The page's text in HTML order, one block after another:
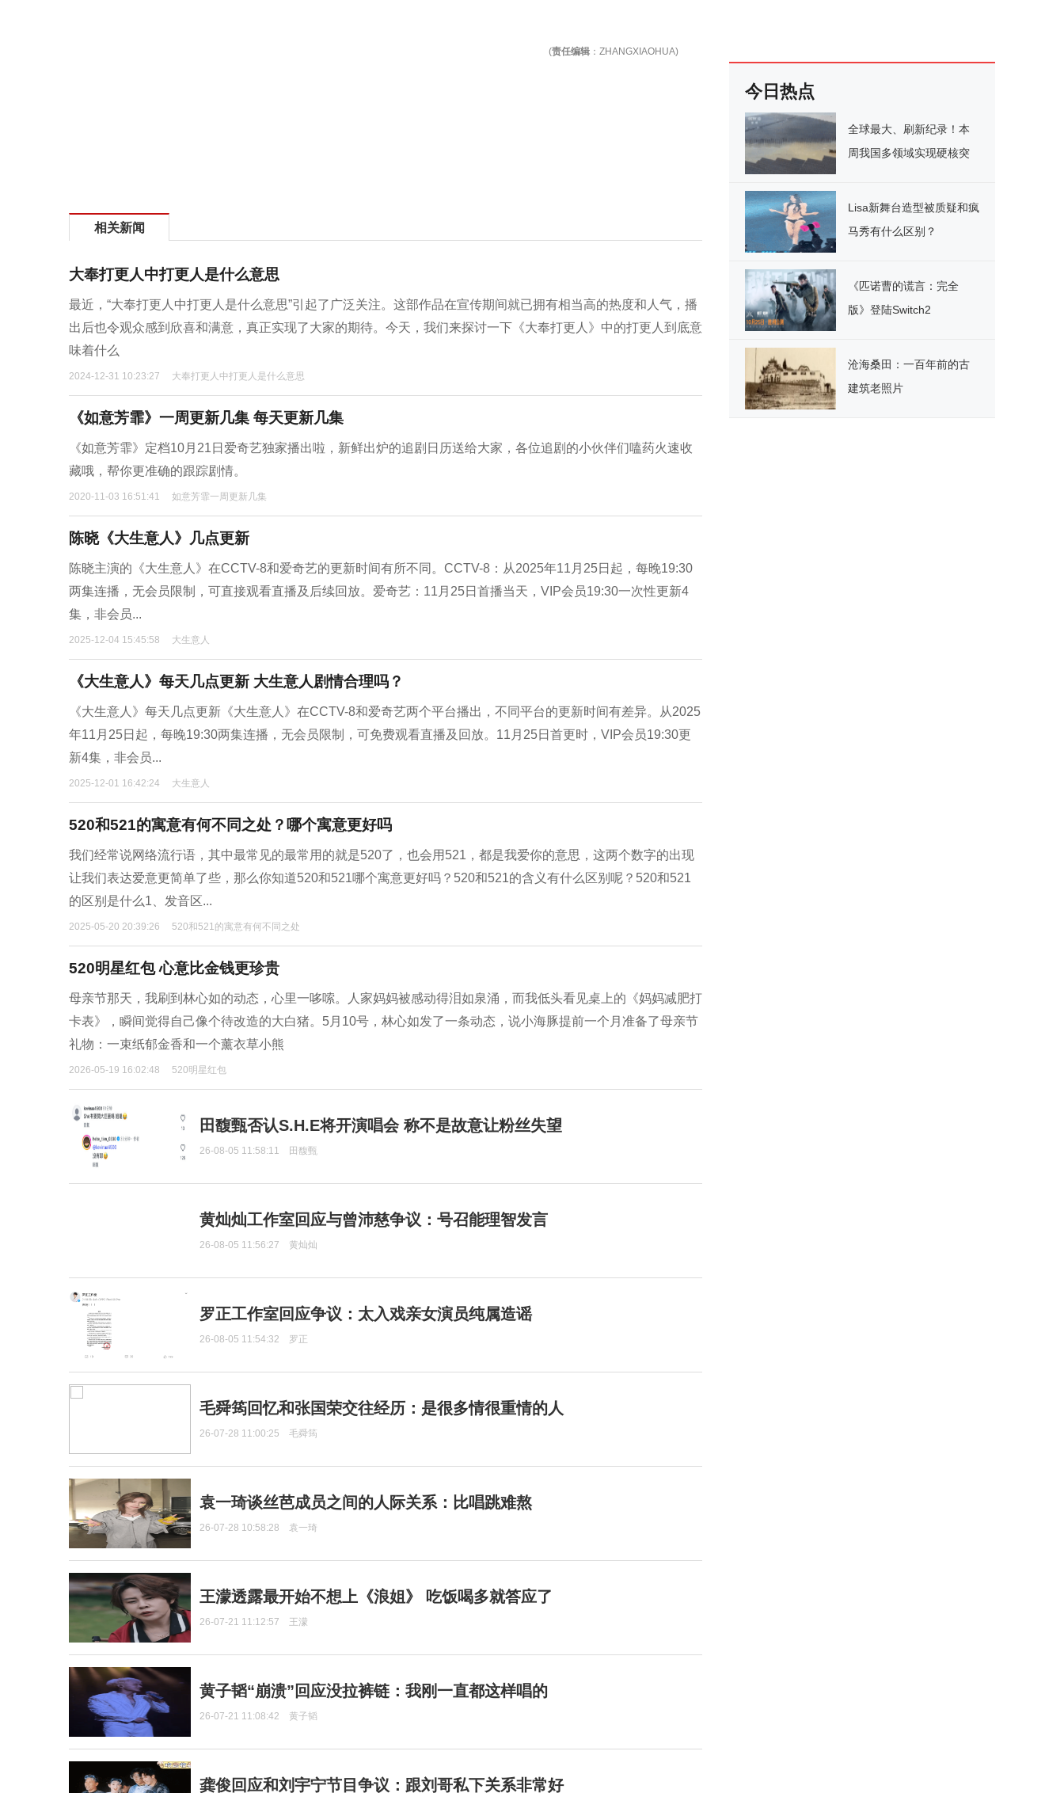
(责任编辑 ：ZHANGXIAOHUA)
相关新闻
大奉打更人中打更人是什么意思
最近，“大奉打更人中打更人是什么意思”引起了广泛关注。这部作品在宣传期间就已拥有相当高的热度和人气，播
出后也令观众感到欣喜和满意，真正实现了大家的期待。今天，我们来探讨一下《大奉打更人》中的打更人到底意
味着什么
2024-12-31 10:23:27 大奉打更人中打更人是什么意思
《如意芳霏》一周更新几集 每天更新几集
《如意芳霏》定档10月21日爱奇艺独家播出啦，新鲜出炉的追剧日历送给大家，各位追剧的小伙伴们嗑药火速收
藏哦，帮你更准确的跟踪剧情。
2020-11-03 16:51:41 如意芳霏一周更新几集
陈晓《大生意人》几点更新
陈晓主演的《大生意人》在CCTV-8和爱奇艺的更新时间有所不同。CCTV-8：从2025年11月25日起，每晚19:30
两集连播，无会员限制，可直接观看直播及后续回放。爱奇艺：11月25日首播当天，VIP会员19:30一次性更新4
集，非会员...
2025-12-04 15:45:58 大生意人
《大生意人》每天几点更新 大生意人剧情合理吗？
《大生意人》每天几点更新《大生意人》在CCTV-8和爱奇艺两个平台播出，不同平台的更新时间有差异。从2025
年11月25日起，每晚19:30两集连播，无会员限制，可免费观看直播及回放。11月25日首更时，VIP会员19:30更
新4集，非会员...
2025-12-01 16:42:24 大生意人
520和521的寓意有何不同之处？哪个寓意更好吗
我们经常说网络流行语，其中最常见的最常用的就是520了，也会用521，都是我爱你的意思，这两个数字的出现
让我们表达爱意更简单了些，那么你知道520和521哪个寓意更好吗？520和521的含义有什么区别呢？520和521
的区别是什么1、发音区...
2025-05-20 20:39:26 520和521的寓意有何不同之处
520明星红包 心意比金钱更珍贵
母亲节那天，我刷到林心如的动态，心里一哆嗦。人家妈妈被感动得泪如泉涌，而我低头看见桌上的《妈妈减肥打
卡表》，瞬间觉得自己像个待改造的大白猪。5月10号，林心如发了一条动态，说小海豚提前一个月准备了母亲节
礼物：一束纸郁金香和一个薰衣草小熊
2026-05-19 16:02:48 520明星红包
田馥甄否认S.H.E将开演唱会 称不是故意让粉丝失望
26-08-05 11:58:11 田馥甄
黄灿灿工作室回应与曾沛慈争议：号召能理智发言
26-08-05 11:56:27 黄灿灿
罗正工作室回应争议：太入戏亲女演员纯属造谣
26-08-05 11:54:32 罗正
毛舜筠回忆和张国荣交往经历：是很多情很重情的人
26-07-28 11:00:25 毛舜筠
袁一琦谈丝芭成员之间的人际关系：比唱跳难熬
26-07-28 10:58:28 袁一琦
王濛透露最开始不想上《浪姐》 吃饭喝多就答应了
26-07-21 11:12:57 王濛
黄子韬“崩溃”回应没拉裤链：我刚一直都这样唱的
26-07-21 11:08:42 黄子韬
龚俊回应和刘宇宁节目争议：跟刘哥私下关系非常好
今日热点
全球最大、刷新纪录！本
周我国多领域实现硬核突
Lisa新舞台造型被质疑和疯
马秀有什么区别？
《匹诺曹的谎言：完全
版》登陆Switch2
沧海桑田：一百年前的古
建筑老照片